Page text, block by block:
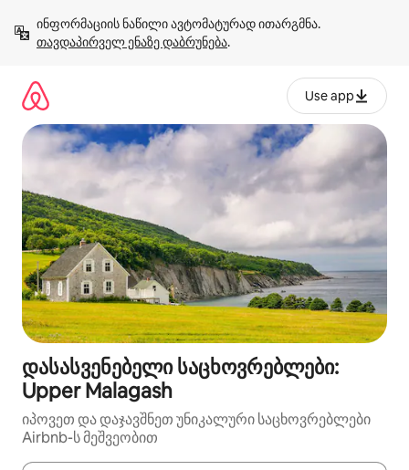
გადასვლა
თავდაპირველ ენაზე დაბრუნება.
Use app
დასასვენებელი საცხოვრებლები:
Upper Malagash
იპოვეთ და დაჯავშნეთ უნიკალური საცხოვრებლები
Airbnb-ს მეშვეობით